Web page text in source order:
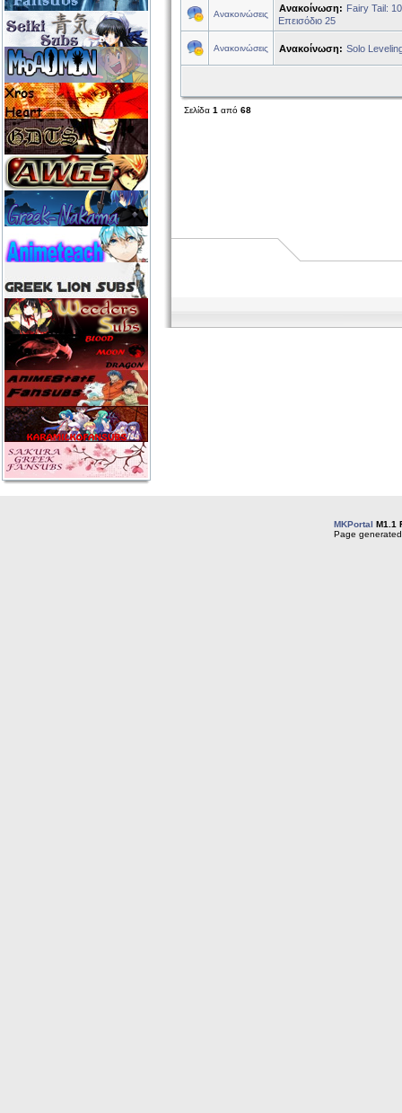
Ανακοινώσεις
Ανακοίνωση: Fairy Tail:
Επεισόδιο 25
Ανακοινώσεις Ανακοίνωση: Solo
Σελίδα 1 από 68
MKPortal M1.1
Page